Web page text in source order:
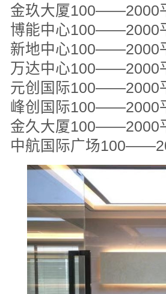
金玖大厦
博能中心
新地中心
万达中心
元创国际
峰创国际
金久大厦
中航国际广场